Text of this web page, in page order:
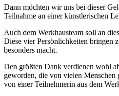
Dann möchten wir uns bei dieser
Teilnahme an einer künstlerischen
Auch dem Werkhausteam soll an
Diese vier Persönlichkeiten bringen
besonders macht.
Den größten Dank verdienen wohl
geworden, die von vielen Menschen
von einer Teilnehmerin aus dem